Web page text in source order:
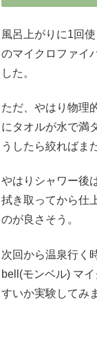
風呂上がりに1回
のマイクロファイ
した。
ただ、やはり物理
にタオルが水で満
うしたら絞ればま
やはりシャワー後
拭き取ってから仕
のが良さそう。
次回から温泉行く
bell(モンベル) マ
すいか実験してみ